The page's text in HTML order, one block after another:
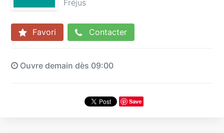
Fréjus
Favori Contacter
Ouvre demain dès 09:00
Save